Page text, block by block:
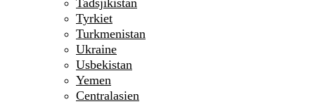
Tadsjikistan
Tyrkiet
Turkmenistan
Ukraine
Usbekistan
Yemen
Centralasien